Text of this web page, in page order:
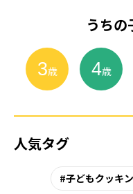
うち
3歳 4歳
人気タグ
子どもクッキ